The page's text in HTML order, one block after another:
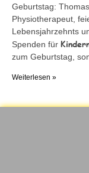
Geburtstag:
Physiotherapeut,
Lebensjahrzehnts
Spenden für
zum Geburtstag,
Weiterlesen »